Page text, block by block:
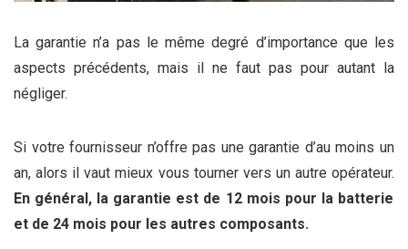
La garantie n’a pas le même degré d’importance que les
aspects précédents, mais il ne faut pas pour autant la
négliger.
Si votre fournisseur n’offre pas une garantie d’au moins un
an, alors il vaut mieux vous tourner vers un autre opérateur.
En général, la garantie est de 12 mois pour la batterie
et de 24 mois pour les autres composants.